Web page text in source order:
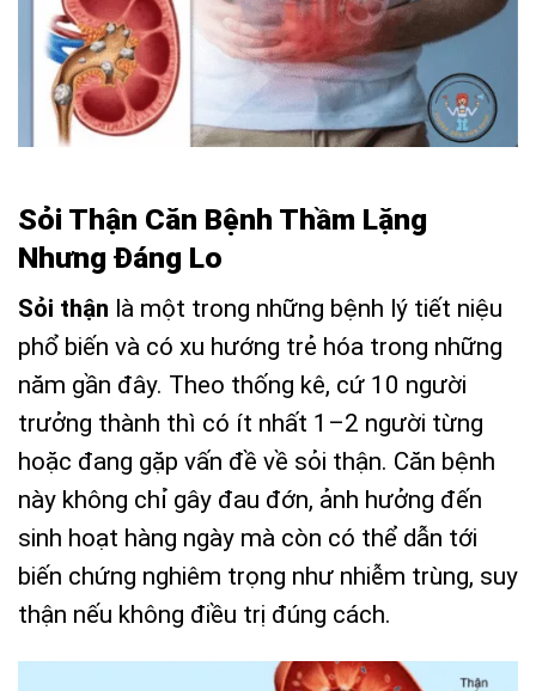
Sỏi Thận Căn Bệnh Thầm Lặng
Nhưng Đáng Lo
Sỏi thận là một trong những bệnh lý tiết niệu
phổ biến và có xu hướng trẻ hóa trong những
năm gần đây. Theo thống kê, cứ 10 người
trưởng thành thì có ít nhất 1–2 người từng
hoặc đang gặp vấn đề về sỏi thận. Căn bệnh
này không chỉ gây đau đớn, ảnh hưởng đến
sinh hoạt hàng ngày mà còn có thể dẫn tới
biến chứng nghiêm trọng như nhiễm trùng, suy
thận nếu không điều trị đúng cách.